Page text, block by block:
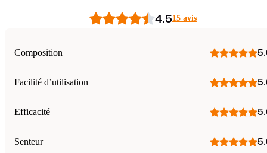
4.515 avis
Composition
Facilité d’utilisation
Efficacité
Senteur